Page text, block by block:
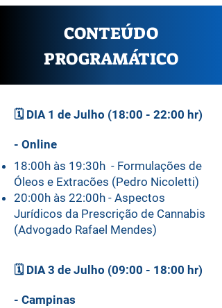
CONTEÚDO
PROGRAMÁTICO
🗓️ DIA 1 de Julho (18:00 - 22:00 hr)
- Online
18:00h às 19:30h - Formulações de
Óleos e Extracões (Pedro Nicoletti)
20:00h às 22:00h - Aspectos
Jurídicos da Prescrição de Cannabis
(Advogado Rafael Mendes)
🗓️ DIA 3 de Julho (09:00 - 18:00 hr)
- Campinas